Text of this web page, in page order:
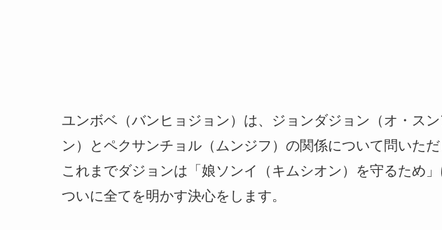
ユンボベ（バンヒョジョン）は、ジョンダジョン（オ・ス
ン）とペクサンチョル（ムンジフ）の関係について問いただ
これまでダジョンは「娘ソンイ（キムシオン）を守るため
ついに全てを明かす決心をします。